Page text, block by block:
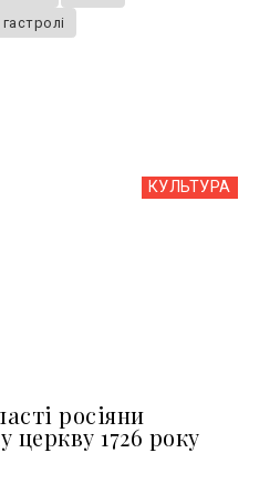
гастролі
КУЛЬТУРА
росіяни
1726 року